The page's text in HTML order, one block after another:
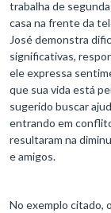
trabalha de
casa na frente da
José demonstra
significativas,
ele expressa
que sua vida está
sugerido buscar
entrando em
resultaram na
e amigos.
No exemplo citado,